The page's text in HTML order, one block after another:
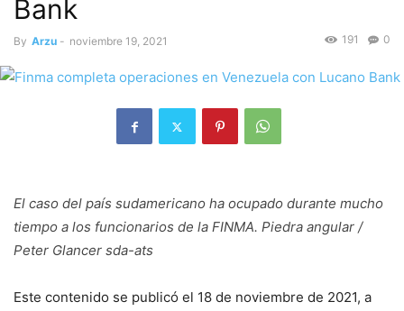
Bank
By Arzu - noviembre 19, 2021 0
191
El caso del país sudamericano ha ocupado durante mucho
tiempo a los funcionarios de la FINMA. Piedra angular /
Peter Glancer sda-ats
Este contenido se publicó el 18 de noviembre de 2021, a